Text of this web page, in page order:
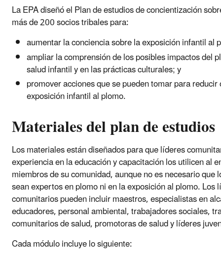
La EPA diseñó el Plan de estudios de concientización
más de 200 socios tribales para:
aumentar la conciencia sobre la exposición infantil al
ampliar la comprensión de los posibles impactos del
salud infantil y en las prácticas culturales; y
promover acciones que se pueden tomar para
exposición infantil al plomo.
Materiales del plan de estudios
Los materiales están diseñados para que líderes
experiencia en la educación y capacitación los utilicen al
miembros de su comunidad, aunque no es necesario que
sean expertos en plomo ni en la exposición al plomo. Los
comunitarios pueden incluir maestros, especialistas en
educadores, personal ambiental, trabajadores sociales,
comunitarios de salud, promotoras de salud y líderes
Cada módulo incluye lo siguiente: